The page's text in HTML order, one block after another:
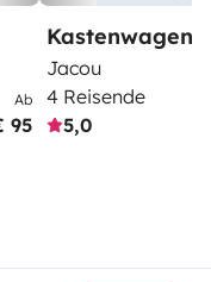
Ab
95
Kastenwagen
Jacou
4 Reisende
5,0